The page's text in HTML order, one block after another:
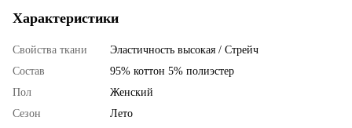
Характеристики
Свойства ткани
Эластичность высокая / Стрейч
Состав
95% коттон 5% полиэстер
Пол
Женский
Сезон
Лето